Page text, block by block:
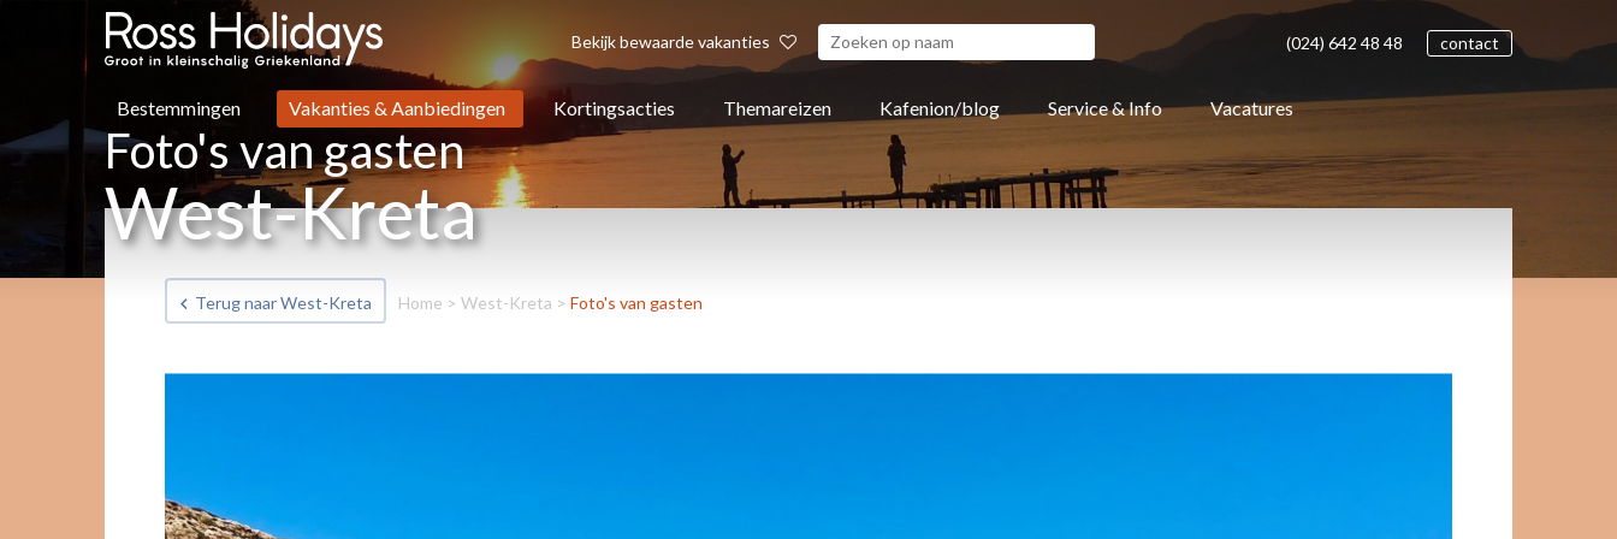
Bekijk bewaarde vakanties (024) 642 48 48 contact
Bestemmingen Vakanties & Aanbiedingen Kortingsacties Themareizen Kafenion/blog Service & Info Vacatures
Foto's van gasten
West-Kreta
Terug naar West-Kreta Home > West-Kreta > Foto's van gasten